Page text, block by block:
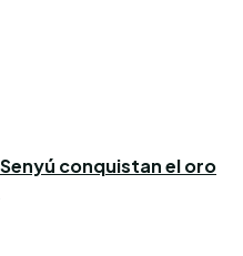
conquistan el oro